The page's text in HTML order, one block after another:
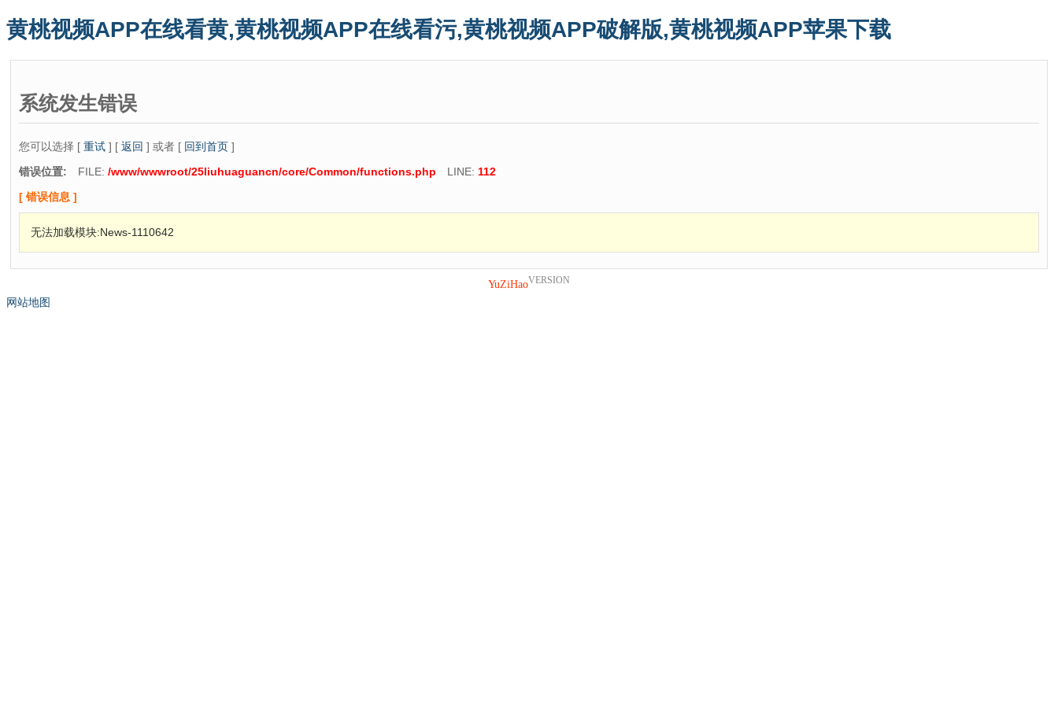
黄桃视频APP在线看黄,黄桃视频APP在线看污,黄桃视频APP破解版,黄桃视频APP苹果下载
系统发生错误
您可以选择 [ 重试 ] [ 返回 ] 或者 [ 回到首页 ]
错误位置: FILE: /www/wwwroot/25liuhuaguancn/core/Common/functions.php LINE: 112
[ 错误信息 ]
无法加载模块:News-1110642
YuZiHaoVERSION
网站地图